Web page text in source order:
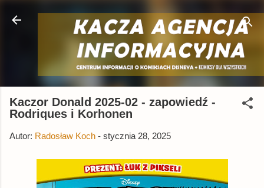
Przejdź do głównej zawartości
Kaczor Donald 2025-02 - zapowiedź -
Rodriques i Korhonen
Autor: Radosław Koch - stycznia 28, 2025